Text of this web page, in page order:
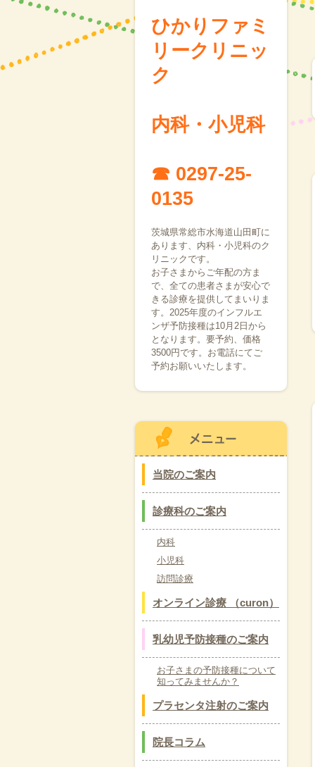
ひかりファミ
リークリニッ
ク
内科・小児科
☎ 0297-25-
0135
茨城県常総市水海道山田町に
あります、内科・小児科のク
リニックです。
お子さまからご年配の方ま
で、全ての患者さまが安心で
きる診療を提供してまいりま
す。2025年度のインフルエ
ンザ予防接種は10月2日から
となります。要予約、価格
3500円です。お電話にてご
予約お願いいたします。
当院のご案内
診療科のご案内
内科
小児科
訪問診療
オンライン診療 （curon）
乳幼児予防接種のご案内
お子さまの予防接種について
知ってみませんか？
プラセンタ注射のご案内
院長コラム